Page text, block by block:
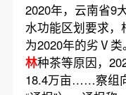
2020年，云南省9
水功能区划要求
为2020年的劣Ⅴ类
林种茶等原因，
18.4万亩……察组